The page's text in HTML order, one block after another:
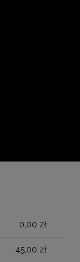
0,00 zł
45,00 zł